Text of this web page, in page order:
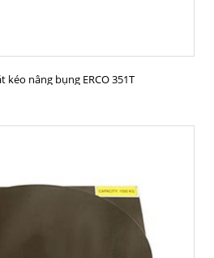
kéo nâng bụng ERCO 351T